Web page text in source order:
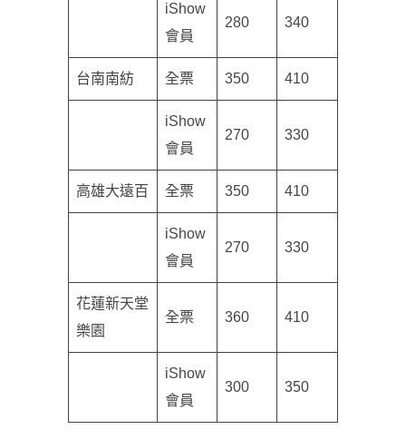
iShow
會員
280 340
台南南紡 全票 350 410
iShow
會員
270 330
高雄大遠百 全票 350 410
iShow
會員
270 330
花蓮新天堂
樂園
全票 360 410
iShow
會員
300 350